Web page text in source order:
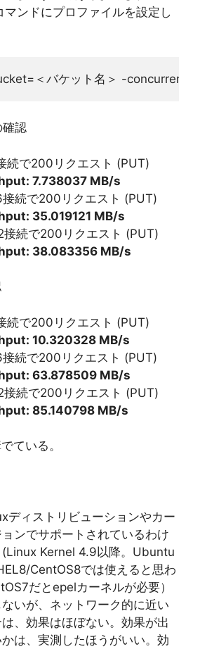
マンドにプロファイルを設定し
＜バケット名＞ -
確認
続で200リクエスト (PUT)
7.738037 MB/s
続で200リクエスト (PUT)
35.019121 MB/s
続で200リクエスト (PUT)
38.083356 MB/s
続で200リクエスト (PUT)
10.320328 MB/s
続で200リクエスト (PUT)
63.878509 MB/s
続で200リクエスト (PUT)
85.140798 MB/s
ている。
ディストリビューションやカー
ンでサポートされているわけ
(Linux Kernel 4.9以降。Ubuntu
CentOS8では使えると思わ
だとepelカーネルが必要）
いが、ネットワーク的に近い
、効果はほぼない。効果が出
は、実測したほうがいい。効